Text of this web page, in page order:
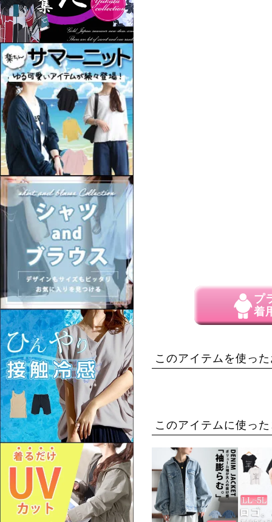
プ
着
このアイテムを使っ
このアイテムに使っ